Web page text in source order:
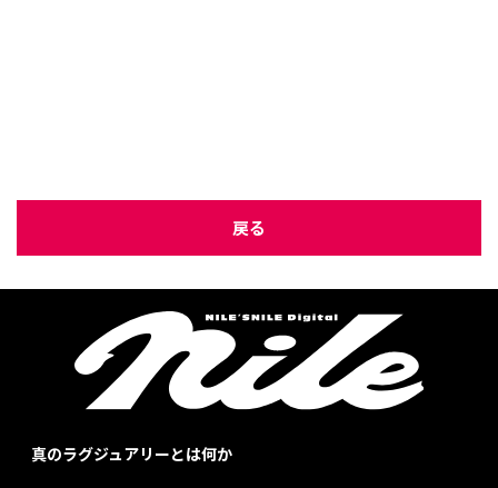
戻る
真のラグジュアリーとは何か